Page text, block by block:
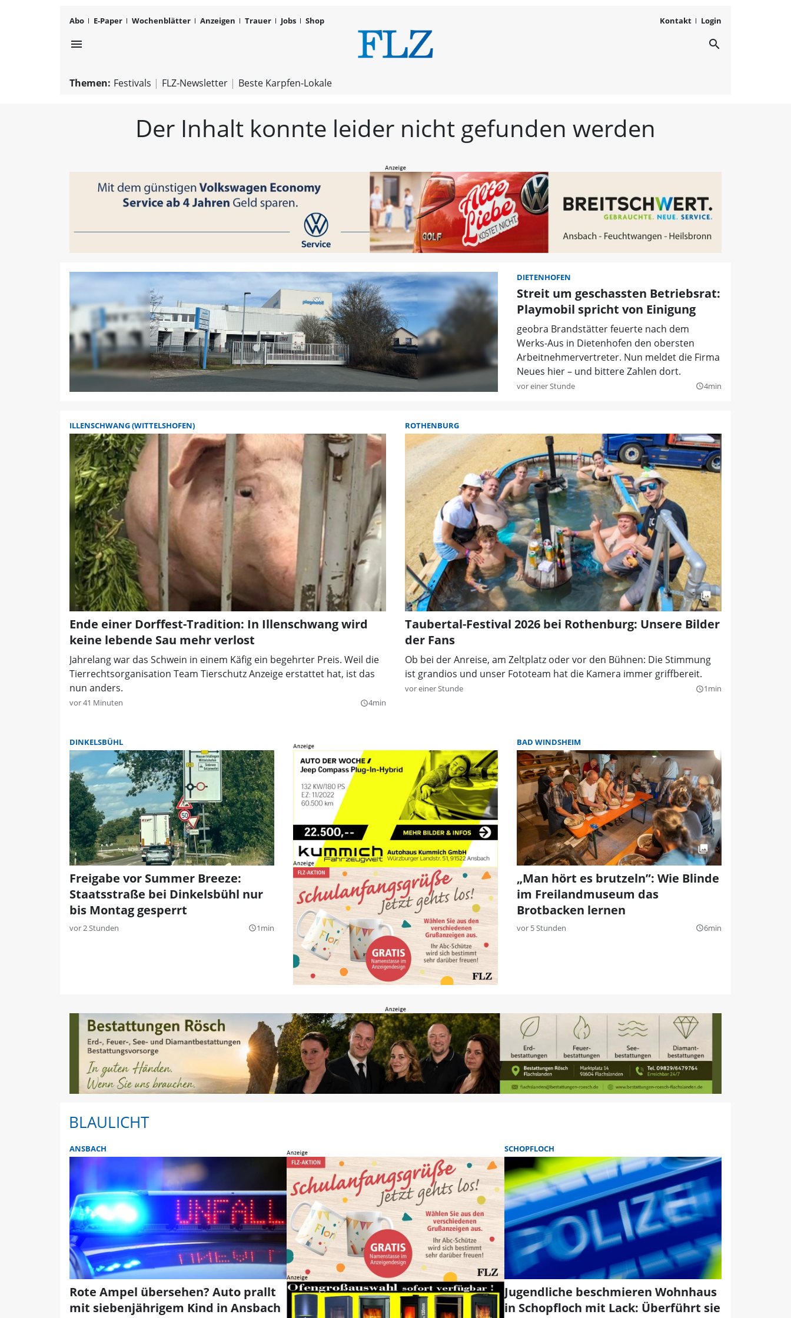
Abo E-Paper Wochenblätter Anzeigen Trauer Jobs Shop Kontakt Login
menu FLZ – Nachrichten aus search
Themen: Festivals FLZ-Newsletter Beste Karpfen-Lokale
Der Inhalt konnte leider nicht gefunden werden
DIETENHOFEN
Streit um geschassten Betriebsrat:
Playmobil spricht von Einigung
geobra Brandstätter feuerte nach dem
Werks-Aus in Dietenhofen den obersten
Arbeitnehmervertreter. Nun meldet die Firma
Neues hier – und bittere Zahlen dort.
vor einer Stunde query_builder4min
ILLENSCHWANG (WITTELSHOFEN)
Ende einer Dorffest-Tradition: In Illenschwang wird
keine lebende Sau mehr verlost
Jahrelang war das Schwein in einem Käfig ein begehrter Preis. Weil die
Tierrechtsorganisation Team Tierschutz Anzeige erstattet hat, ist das
nun anders.
vor 41 Minuten query_builder4min
ROTHENBURG
Taubertal-Festival 2026 bei Rothenburg: Unsere Bilder
der Fans
Ob bei der Anreise, am Zeltplatz oder vor den Bühnen: Die Stimmung
ist grandios und unser Fototeam hat die Kamera immer griffbereit.
vor einer Stunde query_builder1min
DINKELSBÜHL
Freigabe vor Summer Breeze:
Staatsstraße bei Dinkelsbühl nur
bis Montag gesperrt
vor 2 Stunden query_builder1min
BAD WINDSHEIM
„Man hört es brutzeln”: Wie Blinde
im Freilandmuseum das
Brotbacken lernen
vor 5 Stunden query_builder6min
BLAULICHT
ANSBACH
Rote Ampel übersehen? Auto prallt
mit siebenjährigem Kind in Ansbach
SCHOPFLOCH
Jugendliche beschmieren Wohnhaus
in Schopfloch mit Lack: Überführt sie